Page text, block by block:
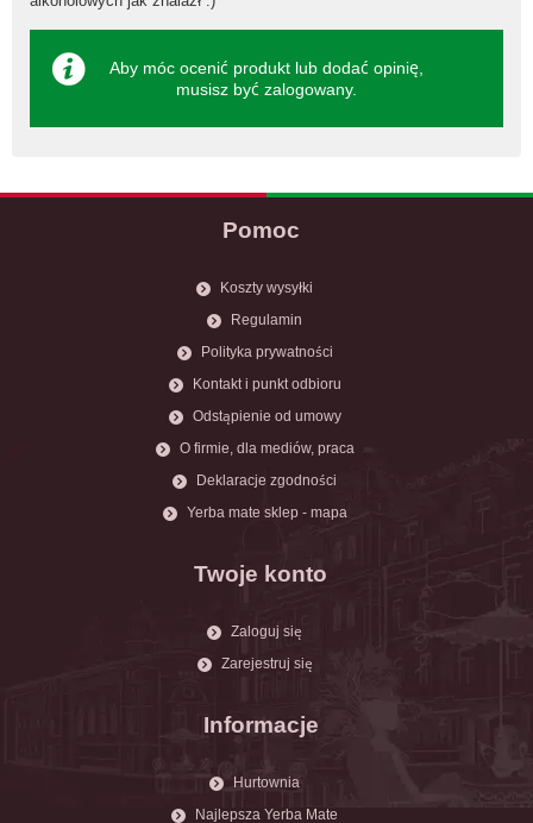
Aby móc ocenić produkt lub dodać opinię,
musisz być zalogowany.
Pomoc
Koszty wysyłki
Regulamin
Polityka prywatności
Kontakt i punkt odbioru
Odstąpienie od umowy
O firmie, dla mediów, praca
Deklaracje zgodności
Yerba mate sklep - mapa
Twoje konto
Zaloguj się
Zarejestruj się
Informacje
Hurtownia
Najlepsza Yerba Mate